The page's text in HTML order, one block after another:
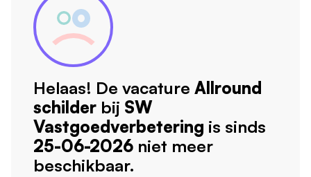
Helaas! De vacature Allround
schilder bij SW
Vastgoedverbetering is sinds
25-06-2026 niet meer
beschikbaar.